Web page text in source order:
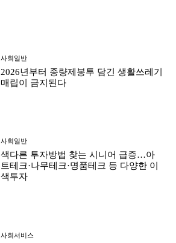
사회일반
2026년부터 종량제봉투 담긴 생활쓰레기
매립이 금지된다
사회일반
색다른 투자방법 찾는 시니어 급증…아
트테크·나무테크·명품테크 등 다양한 이
색투자
사회서비스